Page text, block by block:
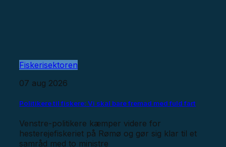
Fiskerisektoren
07 aug 2026
Politikere til fiskere: Vi skal bare fremad med fuld fart
Venstre-politikere kæmper videre for
hesterejefiskeriet på Rømø og gør sig klar til et
samråd med to ministre